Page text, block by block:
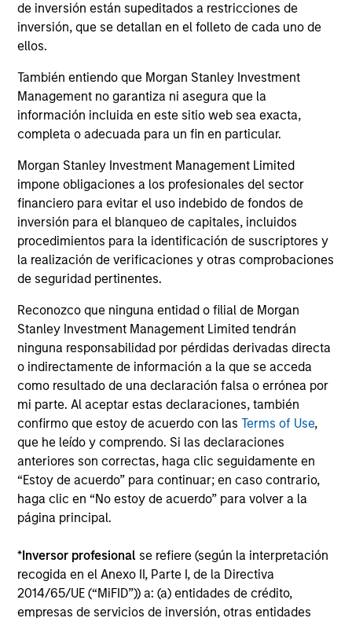
de inversión están supeditados a restricciones de
inversión, que se detallan en el folleto de cada uno de
ellos.
También entiendo que Morgan Stanley Investment
Management no garantiza ni asegura que la
información incluida en este sitio web sea exacta,
completa o adecuada para un fin en particular.
Morgan Stanley Investment Management Limited
impone obligaciones a los profesionales del sector
financiero para evitar el uso indebido de fondos de
inversión para el blanqueo de capitales, incluidos
procedimientos para la identificación de suscriptores y
la realización de verificaciones y otras comprobaciones
de seguridad pertinentes.
Reconozco que ninguna entidad o filial de Morgan
Stanley Investment Management Limited tendrán
ninguna responsabilidad por pérdidas derivadas directa
o indirectamente de información a la que se acceda
como resultado de una declaración falsa o errónea por
mi parte. Al aceptar estas declaraciones, también
confirmo que estoy de acuerdo con lasTerms of Use,
que he leído y comprendo. Si las declaraciones
anteriores son correctas, haga clic seguidamente en
“Estoy de acuerdo” para continuar; en caso contrario,
haga clic en “No estoy de acuerdo” para volver a la
página principal.
*Inversor profesional se refiere (según la interpretación
recogida en el Anexo II, Parte I, de la Directiva
2014/65/UE (“MiFID”)) a: (a) entidades de crédito,
empresas de servicios de inversión, otras entidades
the Investment Banking Division Management
Committee. He graduated with highest honors from
Lehigh University in 1985 with a B.S. in Engineering
Mathematics in 1986 and was elected to Phi Beta
Kappa and Tau Beta Pi honor societies. In 1990 Mr.
Cahill received an M.B.A. from the Institut Européen
d’Administration des Affaires (INSEAD). He is a
member of the Advisory Council of the Morgan
Stanley Children’s Hospital.
ARTÍCULOS RELACIONADOS
PRESS RELEASE
Mexican Fintech Unicorn Clip
Announces US$100 Million
Investment
Clip, Mexico's leading digital payments and
announced that it has secured an investment
round of US$100 million from investment funds
managed by Morgan Stanley Tactical Value